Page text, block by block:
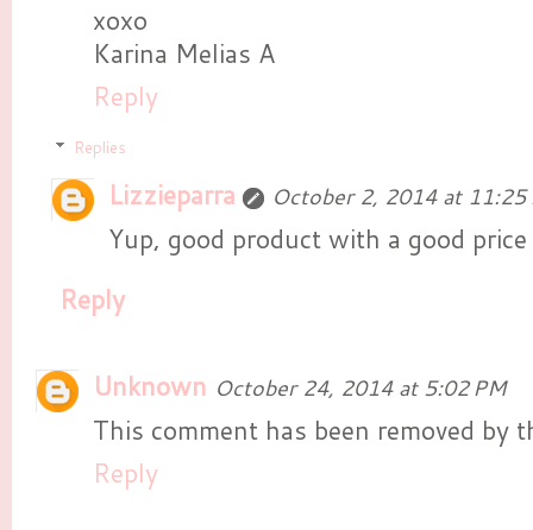
xoxo
Karina Melias A
Reply
Replies
Lizzieparra October 2, 2014 at 11:25
Yup, good product with a good
Reply
Unknown October 24, 2014 at 5:02 PM
This comment has been removed by
Reply